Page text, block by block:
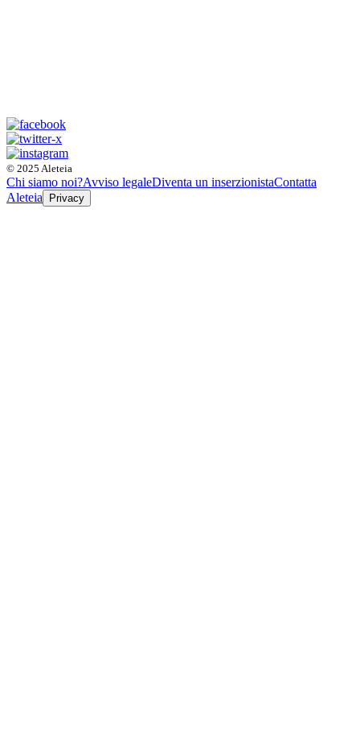
© 2025 Aleteia
Chi siamo noi?Avviso legaleDiventa un inserzionistaContatta
Aleteia
Privacy